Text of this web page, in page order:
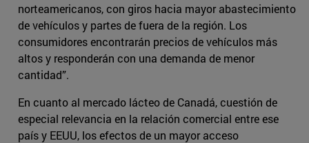
norteamericanos, con giros hacia mayor abastecimiento
de vehículos y partes de fuera de la región. Los
consumidores encontrarán precios de vehículos más
altos y responderán con una demanda de menor
cantidad”.
En cuanto al mercado lácteo de Canadá, cuestión de
especial relevancia en la relación comercial entre ese
país y EEUU, los efectos de un mayor acceso